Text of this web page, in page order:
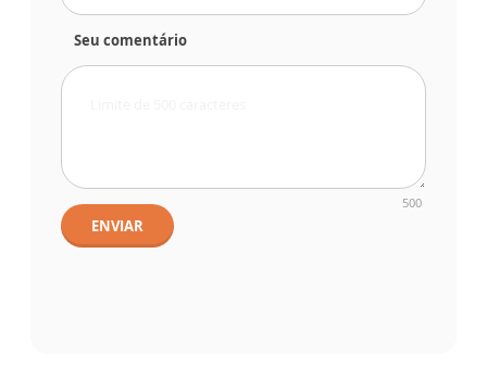
Seu comentário
500
ENVIAR